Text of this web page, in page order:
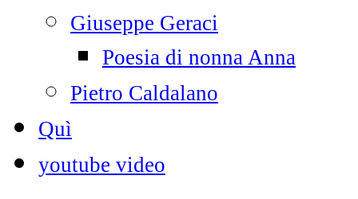
Giuseppe Geraci
Poesia di nonna Anna
Pietro Caldalano
Quì
youtube video